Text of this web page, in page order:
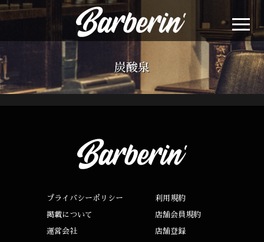
炭酸泉
プライバシーポリシー 利用規約
掲載について 店舗会員規約
運営会社 店舗登録